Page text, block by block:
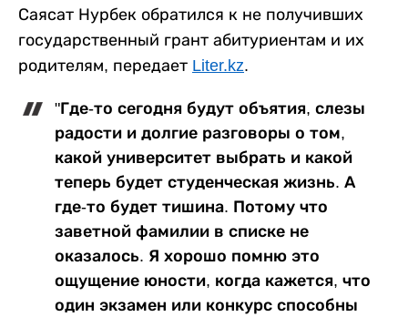
Саясат Нурбек обратился к не получивших
государственный грант абитуриентам и их
родителям, передает Liter.kz.
"Где-то сегодня будут объятия, слезы
радости и долгие разговоры о том,
какой университет выбрать и какой
теперь будет студенческая жизнь. А
где-то будет тишина. Потому что
заветной фамилии в списке не
оказалось. Я хорошо помню это
ощущение юности, когда кажется, что
один экзамен или конкурс способны